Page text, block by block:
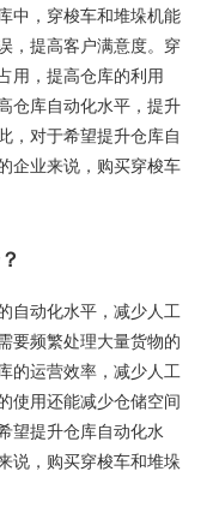
中，穿梭车和堆垛机能
，提高客户满意度。穿
用，提高仓库的利用
仓库自动化水平，提升
，对于希望提升仓库自
企业来说，购买穿梭车
自动化水平，减少人工
要频繁处理大量货物的
的运营效率，减少人工
使用还能减少仓储空间
望提升仓库自动化水
说，购买穿梭车和堆垛